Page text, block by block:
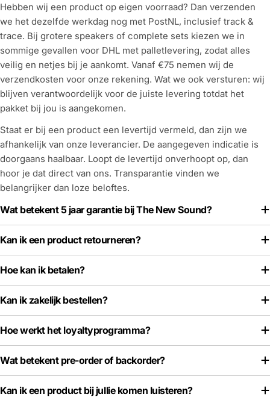
Hebben wij een product op eigen voorraad? Dan verzenden
we het dezelfde werkdag nog met PostNL, inclusief track &
trace. Bij grotere speakers of complete sets kiezen we in
sommige gevallen voor DHL met palletlevering, zodat alles
veilig en netjes bij je aankomt. Vanaf €75 nemen wij de
verzendkosten voor onze rekening. Wat we ook versturen: wij
blijven verantwoordelijk voor de juiste levering totdat het
pakket bij jou is aangekomen.
Staat er bij een product een levertijd vermeld, dan zijn we
afhankelijk van onze leverancier. De aangegeven indicatie is
doorgaans haalbaar. Loopt de levertijd onverhoopt op, dan
hoor je dat direct van ons. Transparantie vinden we
belangrijker dan loze beloftes.
Wat betekent 5 jaar garantie bij The New Sound?
Kan ik een product retourneren?
Hoe kan ik betalen?
Kan ik zakelijk bestellen?
Hoe werkt het loyaltyprogramma?
Wat betekent pre-order of backorder?
Kan ik een product bij jullie komen luisteren?